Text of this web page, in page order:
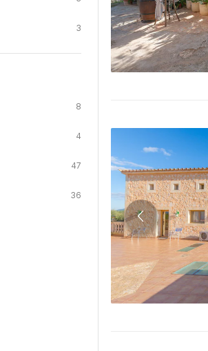
3
8
4
47
36